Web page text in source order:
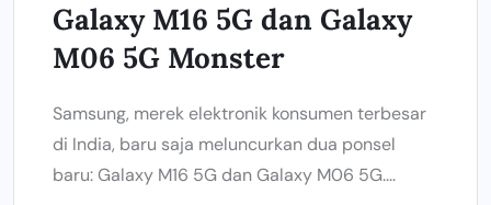
Galaxy M16 5G dan Galaxy
M06 5G Monster
Samsung, merek elektronik konsumen terbesar
di India, baru saja meluncurkan dua ponsel
baru: Galaxy M16 5G dan Galaxy M06 5G....